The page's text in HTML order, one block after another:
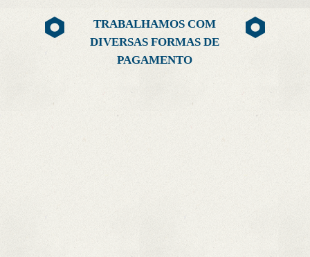
TRABALHAMOS COM
DIVERSAS FORMAS DE
PAGAMENTO